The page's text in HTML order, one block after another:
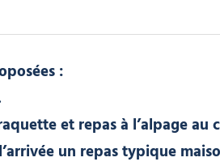
:
et repas à l’alpage au
un repas typique